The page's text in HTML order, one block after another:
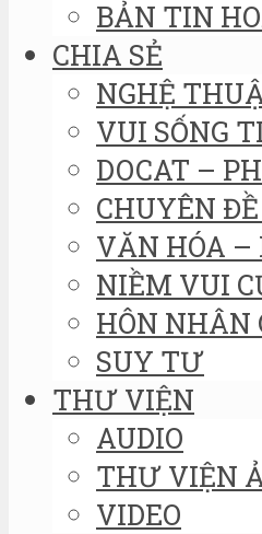
BẢN TIN
CHIA SẺ
NGHỆ
VUI SỐNG
DOCAT –
CHUYÊN
VĂN HÓA –
NIỀM VUI
HÔN NHÂN
SUY TƯ
THƯ VIỆN
AUDIO
THƯ VIỆN
VIDEO